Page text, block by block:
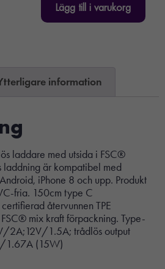
Lägg till i varukorg
information
laddare med utsida i FSC®
laddning är kompatibel med
iPhone 8 och upp. Produkt
fria. 150cm type C
återvunnen TPE
mix kraft förpackning. Type-
2A;12V/1.5A; trådlös output
(15W)